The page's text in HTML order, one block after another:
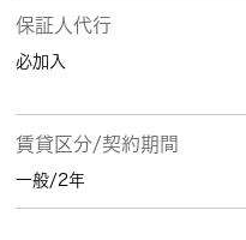
保証人代行
必加入
賃貸区分/契約期間
一般/2年